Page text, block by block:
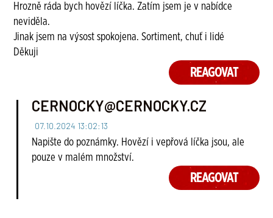
Hrozně ráda bych hovězí líčka. Zatím jsem je v nabídce
neviděla.
Jinak jsem na výsost spokojena. Sortiment, chuť i lidé
Děkuji
REAGOVAT
CERNOCKY@CERNOCKY.CZ
07.10.2024 13:02:13
Napište do poznámky. Hovězí i vepřová líčka jsou, ale
pouze v malém množství.
REAGOVAT